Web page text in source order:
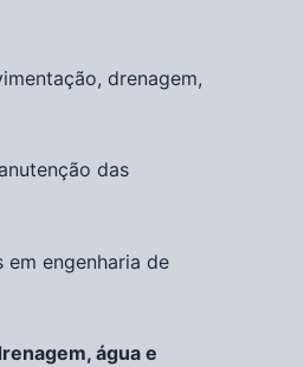
drenagem,
das
engenharia de
água e